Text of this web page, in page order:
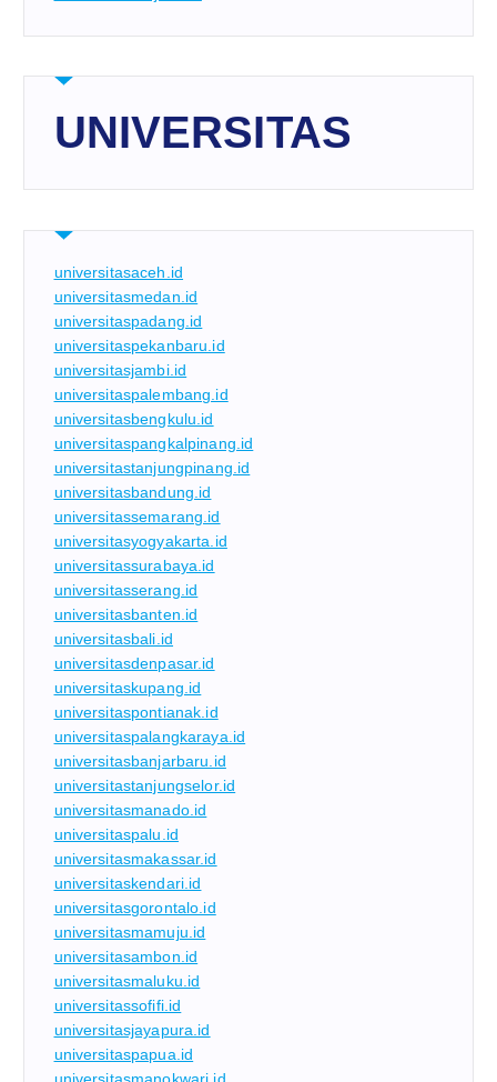
UNIVERSITAS
universitasaceh.id
universitasmedan.id
universitaspadang.id
universitaspekanbaru.id
universitasjambi.id
universitaspalembang.id
universitasbengkulu.id
universitaspangkalpinang.id
universitastanjungpinang.id
universitasbandung.id
universitassemarang.id
universitasyogyakarta.id
universitassurabaya.id
universitasserang.id
universitasbanten.id
universitasbali.id
universitasdenpasar.id
universitaskupang.id
universitaspontianak.id
universitaspalangkaraya.id
universitasbanjarbaru.id
universitastanjungselor.id
universitasmanado.id
universitaspalu.id
universitasmakassar.id
universitaskendari.id
universitasgorontalo.id
universitasmamuju.id
universitasambon.id
universitasmaluku.id
universitassofifi.id
universitasjayapura.id
universitaspapua.id